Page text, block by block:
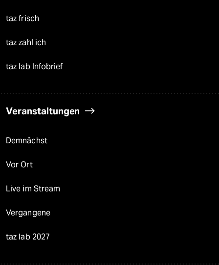
taz frisch
taz zahl ich
taz lab Infobrief
Veranstaltungen
Demnächst
Vor Ort
Live im Stream
Vergangene
taz lab 2027